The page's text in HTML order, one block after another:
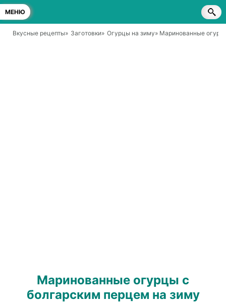
МЕНЮ
Вкусные рецепты» Заготовки» Огурцы на зиму» Маринованные
Маринованные огурцы с
болгарским перцем на зиму